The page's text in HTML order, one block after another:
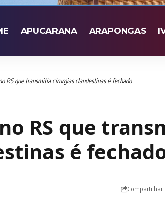
APUCARANA ARAPONGAS
RS que transmitia cirurgias clandestinas é fechado
RS que
é
Compartilhar